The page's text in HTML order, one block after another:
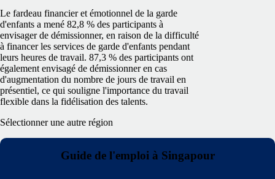
Le fardeau financier et émotionnel de la garde
d'enfants a mené 82,8 % des participants à
envisager de démissionner, en raison de la difficulté
à financer les services de garde d'enfants pendant
leurs heures de travail. 87,3 % des participants ont
également envisagé de démissionner en cas
d'augmentation du nombre de jours de travail en
présentiel, ce qui souligne l'importance du travail
flexible dans la fidélisation des talents.
Sélectionner une autre région
Guide de l'emploi à Singapour